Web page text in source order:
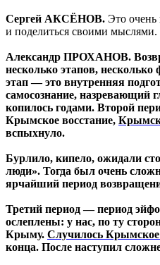
Сергей АКСЁНОВ. Это очень
и поделиться своими мыслями.
Александр ПРОХАНОВ.
несколько этапов,
этап — это внутренняя
самосознание, назревающий
копилось годами. Второй
Крымское восстание,
вспыхнуло.
Бурлило, кипело, ожидали
люди». Тогда был очень
ярчайший период
Третий период — период
ослеплены: у нас, по ту
Крыму. Случилось Крымское
конца. После наступил